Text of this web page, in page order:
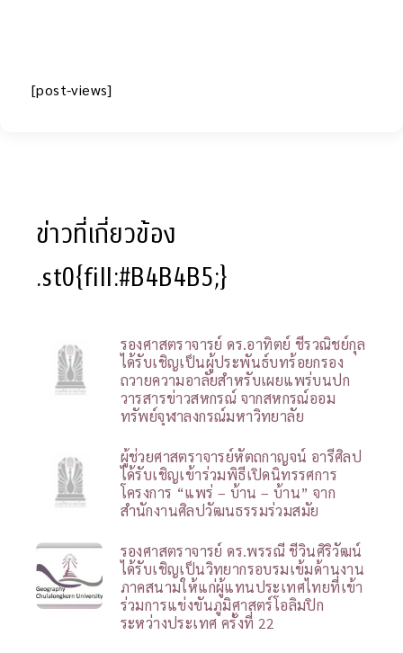
[post-views]
ข่าวที่เกี่ยวข้อง
.st0{fill:#B4B4B5;}
รองศาสตราจารย์ ดร.อาทิตย์ ชีรวณิชย์กุล
ได้รับเชิญเป็นผู้ประพันธ์บทร้อยกรอง
ถวายความอาลัยสำหรับเผยแพร่บนปก
วารสารข่าวสหกรณ์ จากสหกรณ์ออม
ทรัพย์จุฬาลงกรณ์มหาวิทยาลัย
ผู้ช่วยศาสตราจารย์หัตถกาญจน์ อารีศิลป
ได้รับเชิญเข้าร่วมพิธีเปิดนิทรรศการ
โครงการ “แพร่ – บ้าน – บ้าน” จาก
สำนักงานศิลปวัฒนธรรมร่วมสมัย
รองศาสตราจารย์ ดร.พรรณี ชีวินศิริวัฒน์
ได้รับเชิญเป็นวิทยากรอบรมเข้มด้านงาน
ภาคสนามให้แก่ผู้แทนประเทศไทยที่เข้า
ร่วมการแข่งขันภูมิศาสตร์โอลิมปิก
ระหว่างประเทศ ครั้งที่ 22